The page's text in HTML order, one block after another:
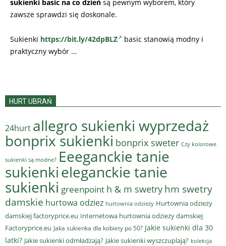
sukienki basic na co dzień są pewnym wyborem, który
zawsze sprawdzi się doskonale.
Sukienki https://bit.ly/42dpBLZ
basic stanowią modny i
praktyczny wybór …
HURT UBRAŃ
24hurt allegro sukienki wyprzedaż
bonprix sukienki bonprix sweter Czy kolorowe
sukienki są modne? Eeeganckie tanie
sukienkieleganckie tanie
sukienki greenpoint h & m swetry hm swetry
damskie hurtowa odziez hurtownia odzieży Hurtownia odzieży
damskiej factoryprice.eu Internetowa hurtownia odzieży damskiej
Factoryprice.eu Jaka sukienka dla kobiety po 50? Jakie sukienki dla 30
latki? Jakie sukienki odmładzają? Jakie sukienki wyszczuplają? kolekcja